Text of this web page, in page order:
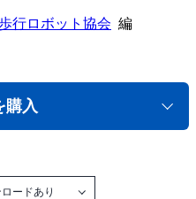
行ロボット協会 編
購入
ードあり